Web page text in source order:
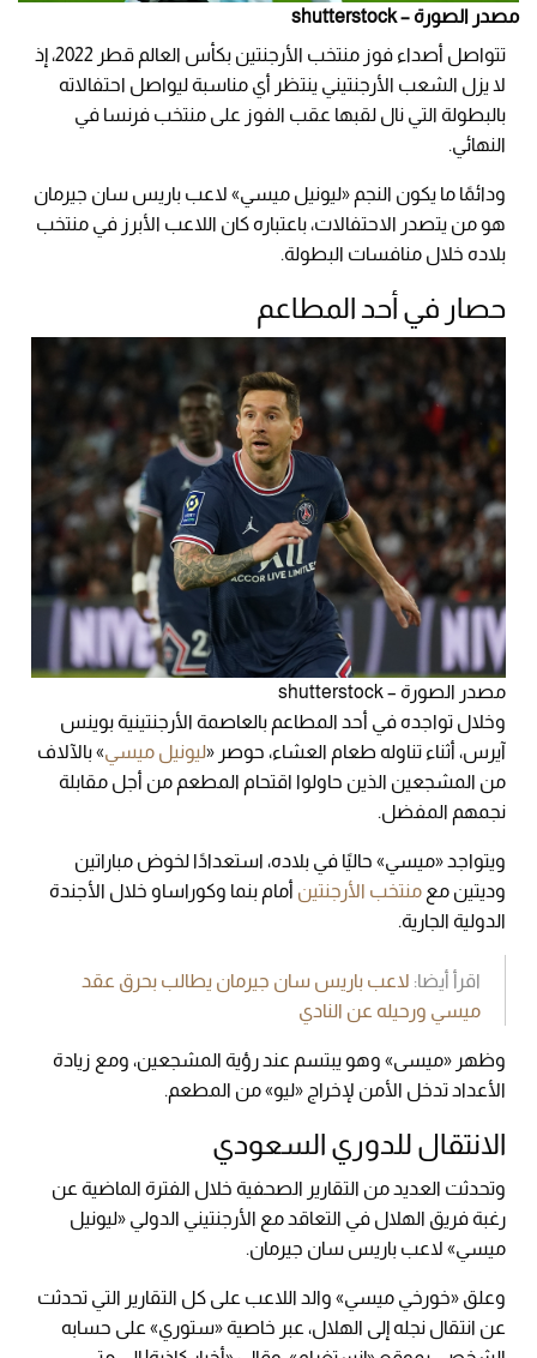
مصدر الصورة – shutterstock
تتواصل أصداء فوز منتخب الأرجنتين بكأس العالم قطر 2022، إذ
لا يزل الشعب الأرجنتيني ينتظر أي مناسبة ليواصل احتفالاته
بالبطولة التي نال لقبها عقب الفوز على منتخب فرنسا في
النهائي.
ودائمًا ما يكون النجم «ليونيل ميسي» لاعب باريس سان جيرمان
هو من يتصدر الاحتفالات، باعتباره كان اللاعب الأبرز في منتخب
بلاده خلال منافسات البطولة.
حصار في أحد المطاعم
مصدر الصورة – shutterstock
وخلال تواجده في أحد المطاعم بالعاصمة الأرجنتينية بوينس
آيرس، أثناء تناوله طعام العشاء، حوصر «ليونيل ميسي» بالآلاف
من المشجعين الذين حاولوا اقتحام المطعم من أجل مقابلة
نجمهم المفضل.
ويتواجد «ميسي» حاليًا في بلاده، استعدادًا لخوض مباراتين
وديتين مع منتخب الأرجنتين أمام بنما وكوراساو خلال الأجندة
الدولية الجارية.
اقرأ أيضا: لاعب باريس سان جيرمان يطالب بحرق عقد
ميسي ورحيله عن النادي
وظهر «ميسى» وهو يبتسم عند رؤية المشجعين، ومع زيادة
الأعداد تدخل الأمن لإخراج «ليو» من المطعم.
الانتقال للدوري السعودي
وتحدثت العديد من التقارير الصحفية خلال الفترة الماضية عن
رغبة فريق الهلال في التعاقد مع الأرجنتيني الدولي «ليونيل
ميسي» لاعب باريس سان جيرمان.
وعلق «خورخي ميسي» والد اللاعب على كل التقارير التي تحدثت
عن انتقال نجله إلى الهلال، عبر خاصية «ستوري» على حسابه